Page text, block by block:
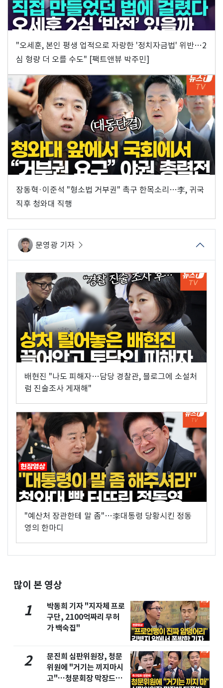
"오세훈, 본인 평생 업적으로 자랑한 '정치자금법' 위반…2
심 형량 더 오를 수도" [팩트앤뷰 박주민]
장동혁·이준석 "형소법 거부권" 촉구 한목소리…李, 귀국
직후 청와대 직행
문영광 기자
배현진 "나도 피해자…담당 경찰관, 블로그에 소설처
럼 진술조사 게재해"
"예산처 장관한테 말 좀"…李대통령 당황시킨 정동
영의 한마디
많이 본 영상
1
박동희 기자 "지자체 프로
구단, 2100억짜리 무허
가 백숙집"
2
문진희 심판위원장, 청문
위원에 "거기는 끼지마시
고"…청문회장 막장드라